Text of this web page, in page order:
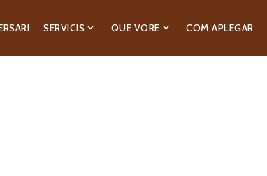
SERVICIS QUE VORE COM APLEGAR